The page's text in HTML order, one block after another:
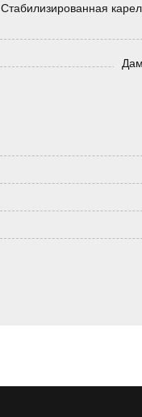
Стабилизированная